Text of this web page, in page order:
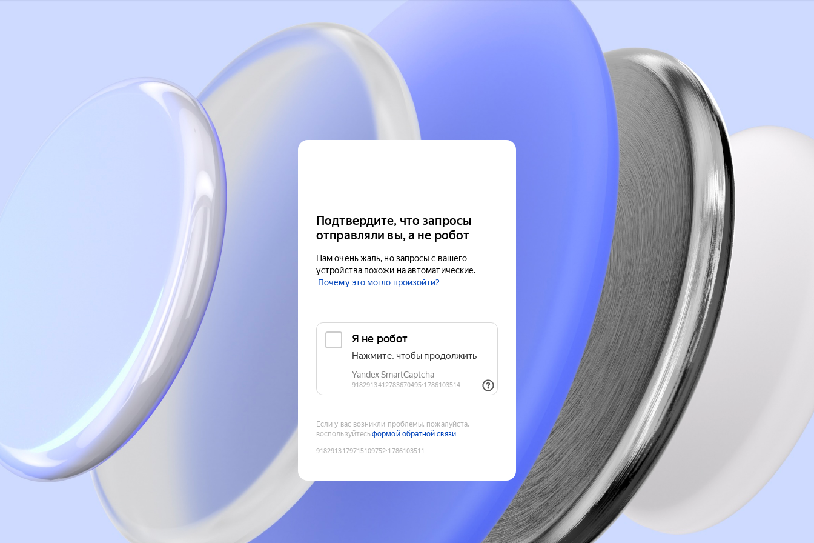
Подтвердите, что запросы
отправляли вы, а не робот
Нам очень жаль, но запросы с вашего
устройства похожи на автоматические.
Почему это могло произойти?
Если у вас возникли проблемы, пожалуйста,
воспользуйтесьформой обратной связи
9182913179715109752:1786103511